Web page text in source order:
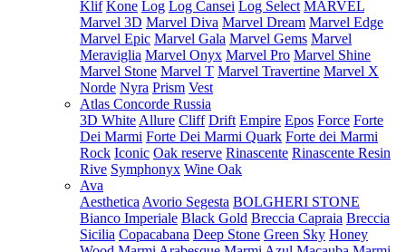
Klif Kone Log Log Cansei Log Select MARVEL
Marvel 3D Marvel Diva Marvel Dream Marvel Edge
Marvel Epic Marvel Gala Marvel Gems Marvel
Meraviglia Marvel Onyx Marvel Pro Marvel Shine
Marvel Stone Marvel T Marvel Travertine Marvel X
Norde Nyra Prism Vest
Atlas Concorde Russia
3D White Allure Cliff Drift Empire Epos Force Forte
Dei Marmi Forte Dei Marmi Quark Forte dei Marmi
Rock Iconic Oak reserve Rinascente Rinascente Resin
Rive Symphonyx Wine Oak
Ava
Aesthetica Avorio Segesta BOLGHERI STONE
Bianco Imperiale Black Gold Breccia Capraia Breccia
Sicilia Copacabana Deep Stone Green Sky Honey